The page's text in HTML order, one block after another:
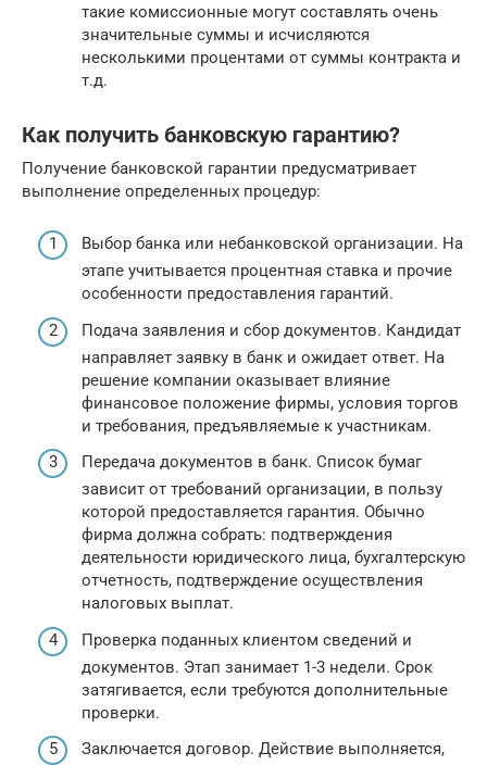
такие комиссионные могут составлять очень
значительные суммы и исчисляются
несколькими процентами от суммы контракта и
т.д.
Как получить банковскую гарантию?
Получение банковской гарантии предусматривает
выполнение определенных процедур:
Выбор банка или небанковской организации. На
этапе учитывается процентная ставка и прочие
особенности предоставления гарантий.
Подача заявления и сбор документов. Кандидат
направляет заявку в банк и ожидает ответ. На
решение компании оказывает влияние
финансовое положение фирмы, условия торгов
и требования, предъявляемые к участникам.
Передача документов в банк. Список бумаг
зависит от требований организации, в пользу
которой предоставляется гарантия. Обычно
фирма должна собрать: подтверждения
деятельности юридического лица, бухгалтерскую
отчетность, подтверждение осуществления
налоговых выплат.
Проверка поданных клиентом сведений и
документов. Этап занимает 1-3 недели. Срок
затягивается, если требуются дополнительные
проверки.
Заключается договор. Действие выполняется,